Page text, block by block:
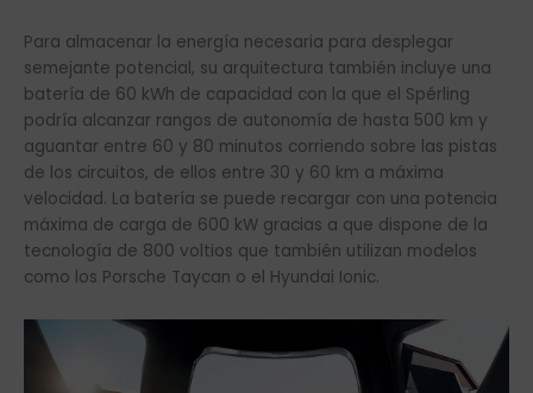
Para almacenar la energía necesaria para desplegar
semejante potencial, su arquitectura también incluye una
batería de 60 kWh de capacidad con la que el Spérling
podría alcanzar rangos de autonomía de hasta 500 km y
aguantar entre 60 y 80 minutos corriendo sobre las pistas
de los circuitos, de ellos entre 30 y 60 km a máxima
velocidad. La batería se puede recargar con una potencia
máxima de carga de 600 kW gracias a que dispone de la
tecnología de 800 voltios que también utilizan modelos
como los Porsche Taycan o el Hyundai Ionic.